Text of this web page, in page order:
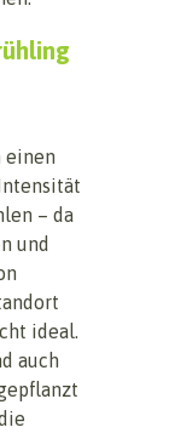
einen
– da
und
ideal.
auch